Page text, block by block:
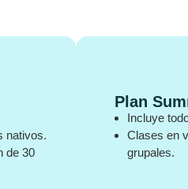
nativos.
de 30
Plan
Incluye
Clases en
grupales.